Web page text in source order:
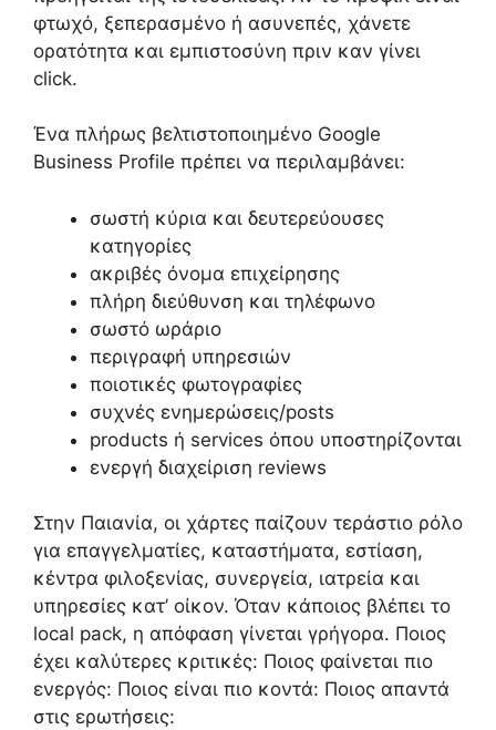
φτωχό, ξεπερασμένο ή ασυνεπές, χάνετε
ορατότητα και εμπιστοσύνη πριν καν γίνει
click.
Ένα πλήρως βελτιστοποιημένο Google
Business Profile πρέπει να περιλαμβάνει:
σωστή κύρια και δευτερεύουσες
κατηγορίες
ακριβές όνομα επιχείρησης
πλήρη διεύθυνση και τηλέφωνο
σωστό ωράριο
περιγραφή υπηρεσιών
ποιοτικές φωτογραφίες
συχνές ενημερώσεις/posts
products ή services όπου υποστηρίζονται
ενεργή διαχείριση reviews
Στην Παιανία, οι χάρτες παίζουν τεράστιο ρόλο
για επαγγελματίες, καταστήματα, εστίαση,
κέντρα φιλοξενίας, συνεργεία, ιατρεία και
υπηρεσίες κατ’ οίκον. Όταν κάποιος βλέπει το
local pack, η απόφαση γίνεται γρήγορα. Ποιος
έχει καλύτερες κριτικές: Ποιος φαίνεται πιο
ενεργός: Ποιος είναι πιο κοντά: Ποιος απαντά
στις ερωτήσεις: